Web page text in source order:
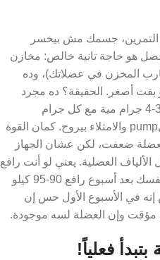
عن التمرين، جسمك مش بيخسر
هو حاجة تانية خالص: مخازن
المخزن في عضلاتك)، وده
أصغر. الحقيقة؟ ده مجرد
مية! العضلة الواحدة بتخزن حوالي 3-4 جرام مية مع كل جرام
جليكوجين. لما المخزون ده يقل، الpump والامتلاء بيروح. كمان القوة
العضلة ضعفت، لكن عشان الجهاز
الألياف العضلية. يعني لو أنت رافع
100 كيلو في البنش، ممكن تلاقي نفسك بعد أسبوع رافع 90-95 كيلو
في الأسبوع الأول حس إن
مؤقت وإن العضلة لسه موجودة.
بتبدأ فعلياً!